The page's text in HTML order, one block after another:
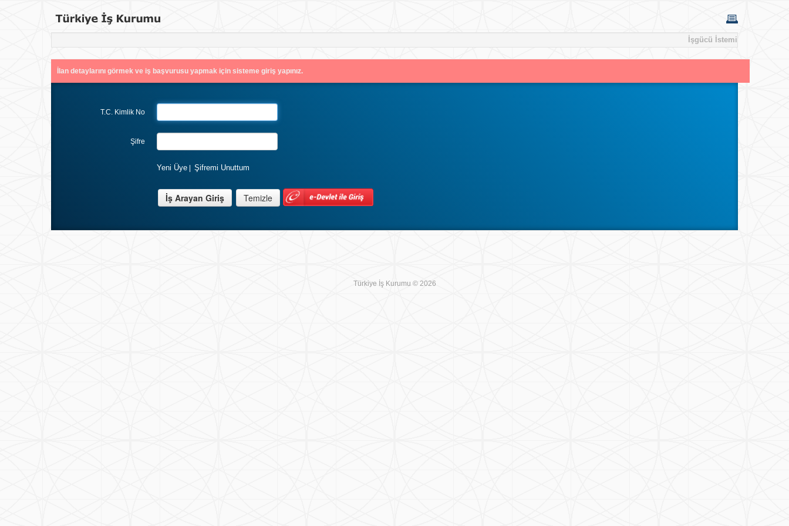
İşgücü İstemi
İlan detaylarını görmek ve iş başvurusu yapmak için sisteme giriş yapınız.
T.C. Kimlik No
Şifre
Yeni Üye Şifremi Unuttum
Türkiye İş Kurumu © 2026